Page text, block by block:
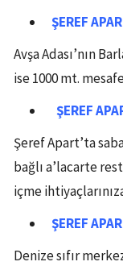
ŞEREF
Avşa Adası’nın
ise 1000 mt.
ŞEREF
Şeref Apart’ta
bağlı a’lacarte
içme
ŞEREF
Denize sıfır